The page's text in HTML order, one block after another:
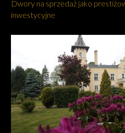
Dwory na sprzedaż jako
inwestycyjne